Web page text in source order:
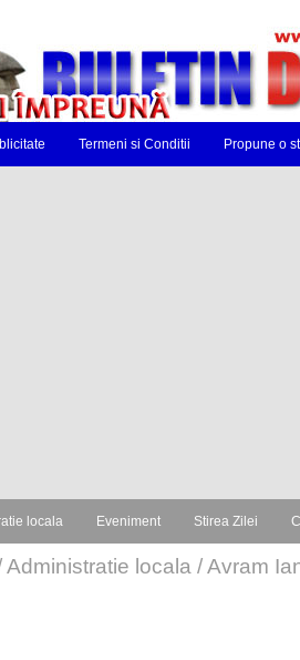
Termeni si Conditii Propune o
locala Eveniment Stirea Zilei
Administratie locala / Avram